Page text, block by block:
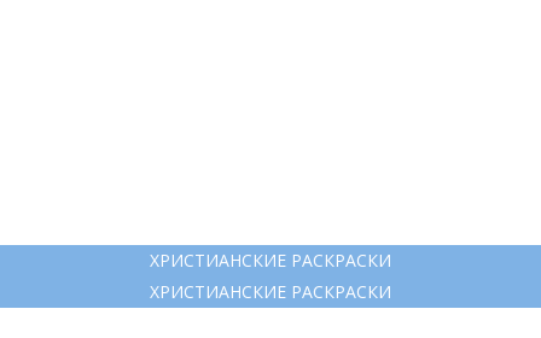
ХРИСТИАНСКИЕ РАСКРАСКИ
ХРИСТИАНСКИЕ РАСКРАСКИ